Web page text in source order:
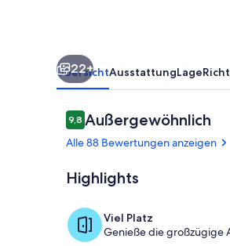
22+
ÜbersichtAusstattungLage
Bewertungen
9,89,8 von 10.
Außergewöhnlich
Alle 88 Bewertungen anzeigen
Highlights
Viel Platz
Genieße die großzügige